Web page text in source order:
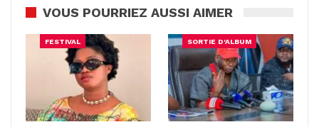
VOUS POURRIEZ AUSSI AIMER
FESTIVAL SORTIE D'ALBUM